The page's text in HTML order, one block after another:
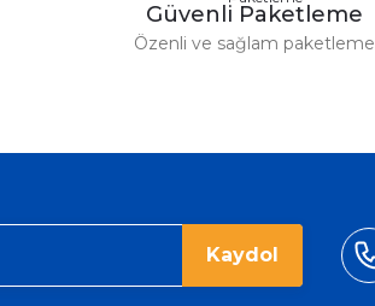
Güvenli Paketleme
Özenli ve sağlam paketleme
Kaydol